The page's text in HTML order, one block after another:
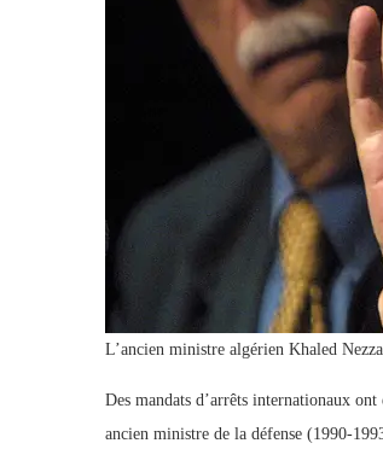
L’ancien ministre algérien Khaled
Des mandats d’arrêts internationaux
ancien ministre de la défense (1990-